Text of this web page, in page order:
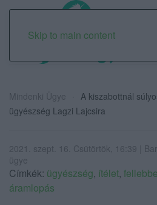
Skip to main content
Mindenki Ügye
A kiszabottnál
ügyészség Lagzi Lajcsira
2021. szept. 16. Csütörtök, 16:39 |
ügye
Címkék: ügyészség, ítélet,
áramlopás